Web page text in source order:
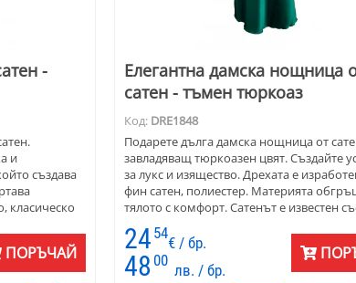
-
и
създава
класическо
за
ПОРЪЧАЙ
Елегантна дамска нощница
сатен - тъмен тюркоаз
Код: DRE1848
Подарете дълга дамска нощница от
завладяващ тюркоазен цвят. Създайте
за лукс и изящество. Дрехата е
фин сатен, полиестер. Материята
тялото с комфорт. Сатенът е известен
изящен блясък и нежност на допир,
прави идеален за нощно облекло. Той е
лесен за поддръжка, осигурявайки
практичност, така и изисканост.
24 54
€ / бр.
48 00
лв. / бр.